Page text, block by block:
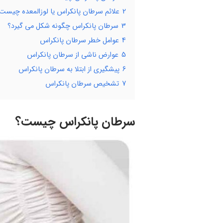
2 علائم سرطان پانکراس یا لوزالمعده
3 سرطان پانکراس چگونه شکل می گیرد؟
4 عوامل خطر سرطان پانکراس
5 عوارض ناشی از سرطان پانکراس
6 پیشگیری از ابتلا به سرطان پانکراس
7 تشخیص سرطان پانکراس
سرطان پانکراس چیست؟